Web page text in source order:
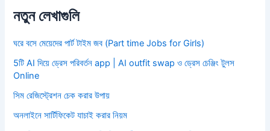
নতুন লেখাগুলি
ঘরে বসে মেয়েদের পার্ট টাইম জব (Part time Jobs for Girls)
5টি AI দিয়ে ড্রেস পরিবর্তন app | AI outfit swap ও ড্রেস চেঞ্জিং টুলস
Online
সিম রেজিস্ট্রেশন চেক করার উপায়
অনলাইনে সার্টিফিকেট যাচাই করার নিয়ম